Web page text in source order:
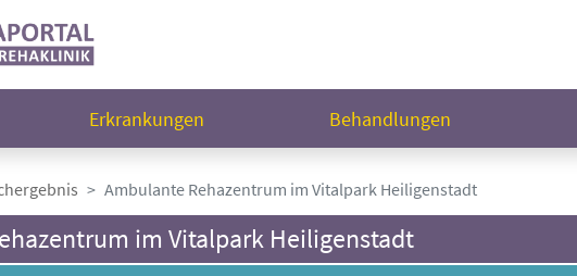
Erkrankungen Behandlungen
Ambulante Rehazentrum im Vitalpark Heiligenstadt
im Vitalpark Heiligenstadt